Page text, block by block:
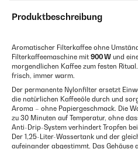
Produktbeschreibung
Aromatischer Filterkaffee ohne
Filterkaffeemaschine mit 900 W und
morgendlichen Kaffee zum festen
frisch, immer warm.
Der permanente Nylonfilter ersetzt
die natürlichen Kaffeeöle durch und
Aroma – ohne Papiergeschmack. Die
zu 30 Minuten auf Temperatur, ohne
Anti-Drip-System verhindert Tropfen
Der 1,25-Liter-Wassertank und der
aufeinander abgestimmt. Das